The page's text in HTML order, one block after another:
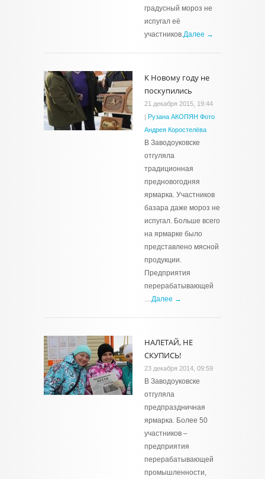
градусный мороз не
испугал её
участников.Далее →
К Новому году не
поскупились
21 декабря 2015, 19:44
| Рузана АКОПЯН Фото
Андрея Коростелёва
В Заводоуковске
отгуляла
традиционная
предновогодняя
ярмарка. Участников
базара даже мороз не
испугал. Больше всего
на ярмарке было
представлено мясной
продукции.
Предприятия
перерабатывающей
…Далее →
НАЛЕТАЙ, НЕ
СКУПИСЬ!
23 декабря 2014, 09:59
В Заводоуковске
отгуляла
предпраздничная
ярмарка. Более 50
участников –
предприятия
перерабатывающей
промышленности,